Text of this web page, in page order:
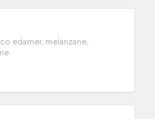
edamer, melanzane,